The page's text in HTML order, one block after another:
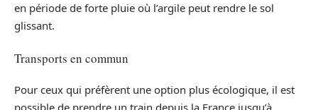
en période de forte pluie où l’argile peut rendre le sol
glissant.
Transports en commun
Pour ceux qui préfèrent une option plus écologique, il est